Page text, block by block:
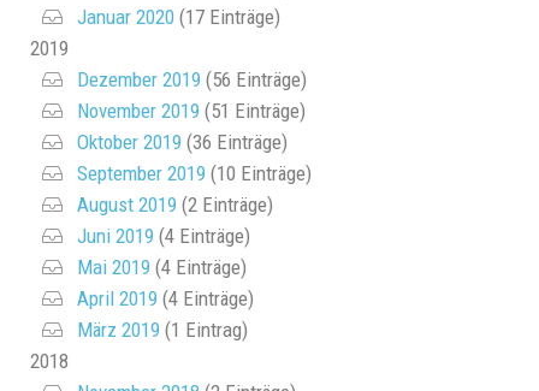
Januar 2020 (17 Einträge)
2019
Dezember 2019 (56 Einträge)
November 2019 (51 Einträge)
Oktober 2019 (36 Einträge)
September 2019 (10 Einträge)
August 2019 (2 Einträge)
Juni 2019 (4 Einträge)
Mai 2019 (4 Einträge)
April 2019 (4 Einträge)
März 2019 (1 Eintrag)
2018